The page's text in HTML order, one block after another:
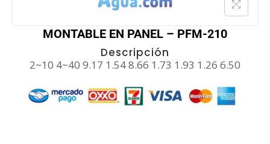
MONTABLE EN PANEL – PFM-210
Descripción
2~10 4~40 9.17 1.54 8.66 1.73 1.93 1.26 6.50